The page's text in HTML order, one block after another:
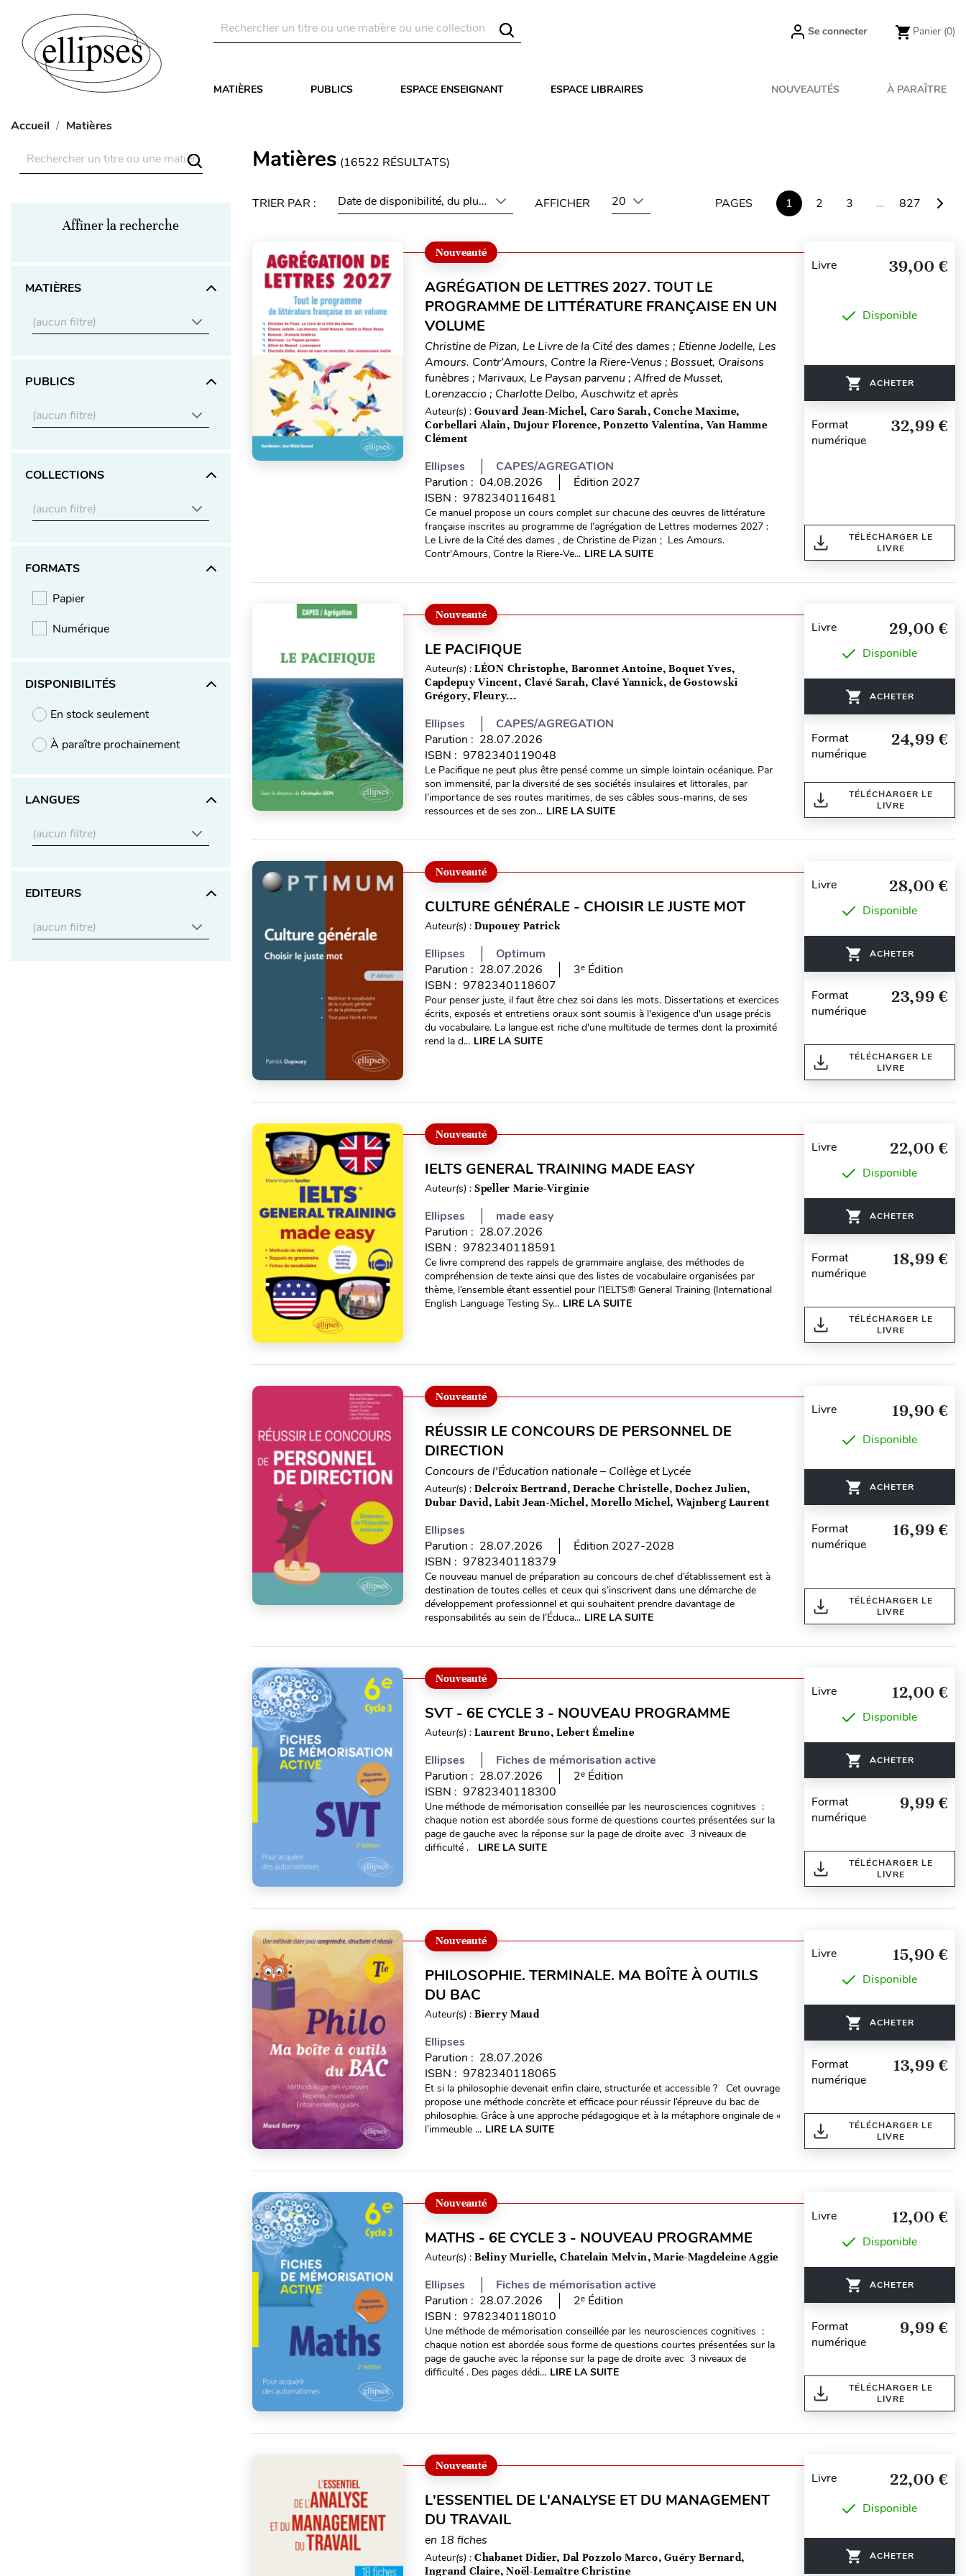
Se connecter Panier (0)
MATIÈRES PUBLICS ESPACE ENSEIGNANT ESPACE LIBRAIRES NOUVEAUTÉS À PARAÎTRE
Accueil Matières
Affiner la recherche
MATIÈRES
(aucun filtre)
PUBLICS
(aucun filtre)
COLLECTIONS
(aucun filtre)
FORMATS
Papier
Numérique
DISPONIBILITÉS
En stock seulement
À paraître prochainement
LANGUES
(aucun filtre)
EDITEURS
(aucun filtre)
Matières (16522 RÉSULTATS)
TRIER PAR : Date de disponibilité, du plus récent au plus ancien
AFFICHER 20 PAGES 1 2 3 … 827
Nouveauté
AGRÉGATION DE LETTRES 2027. TOUT LE
PROGRAMME DE LITTÉRATURE FRANÇAISE EN UN
VOLUME
Christine de Pizan, Le Livre de la Cité des dames ; Etienne Jodelle, Les
Amours. Contr’Amours, Contre la Riere-Venus ; Bossuet, Oraisons
funèbres ; Marivaux, Le Paysan parvenu ; Alfred de Musset,
Lorenzaccio ; Charlotte Delbo, Auschwitz et après
Auteur(s) : Gouvard Jean-Michel, Caro Sarah, Conche Maxime,
Corbellari Alain, Dujour Florence, Ponzetto Valentina, Van Hamme
Clément
Ellipses
CAPES/AGREGATION
Parution : 04.08.2026
Édition 2027
ISBN : 9782340116481
Ce manuel propose un cours complet sur chacune des œuvres de littérature
française inscrites au programme de l’agrégation de Lettres modernes 2027 :
Le Livre de la Cité des dames , de Christine de Pizan ; Les Amours.
Contr'Amours, Contre la Riere-Ve... LIRE LA SUITE
Livre 39,00 €
Disponible
ACHETER
Format
numérique
32,99 €
TÉLÉCHARGER LE
LIVRE
Nouveauté
LE PACIFIQUE
Auteur(s) : LÉON Christophe, Baronnet Antoine, Boquet Yves,
Capdepuy Vincent, Clavé Sarah, Clavé Yannick, de Gostowski
Grégory, Fleury...
Ellipses
CAPES/AGREGATION
Parution : 28.07.2026
ISBN : 9782340119048
Le Pacifique ne peut plus être pensé comme un simple lointain océanique. Par
son immensité, par la diversité de ses sociétés insulaires et littorales, par
l’importance de ses routes maritimes, de ses câbles sous-marins, de ses
ressources et de ses zon... LIRE LA SUITE
Livre 29,00 €
Disponible
ACHETER
Format
numérique
24,99 €
TÉLÉCHARGER LE
LIVRE
Nouveauté
CULTURE GÉNÉRALE - CHOISIR LE JUSTE MOT
Auteur(s) : Dupouey Patrick
Ellipses
Optimum
Parution : 28.07.2026
3ᵉ Édition
ISBN : 9782340118607
Pour penser juste, il faut être chez soi dans les mots. Dissertations et exercices
écrits, exposés et entretiens oraux sont soumis à l'exigence d'un usage précis
du vocabulaire. La langue est riche d'une multitude de termes dont la proximité
rend la d... LIRE LA SUITE
Livre 28,00 €
Disponible
ACHETER
Format
numérique
23,99 €
TÉLÉCHARGER LE
LIVRE
Nouveauté
IELTS GENERAL TRAINING MADE EASY
Auteur(s) : Speller Marie-Virginie
Ellipses
made easy
Parution : 28.07.2026
ISBN : 9782340118591
Ce livre comprend des rappels de grammaire anglaise, des méthodes de
compréhension de texte ainsi que des listes de vocabulaire organisées par
thème, l’ensemble étant essentiel pour l’IELTS® General Training (International
English Language Testing Sy... LIRE LA SUITE
Livre 22,00 €
Disponible
ACHETER
Format
numérique
18,99 €
TÉLÉCHARGER LE
LIVRE
Nouveauté
RÉUSSIR LE CONCOURS DE PERSONNEL DE
DIRECTION
Concours de l'Éducation nationale – Collège et Lycée
Auteur(s) : Delcroix Bertrand, Derache Christelle, Dochez Julien,
Dubar David, Labit Jean-Michel, Morello Michel, Wajnberg Laurent
Ellipses
Parution : 28.07.2026
Édition 2027-2028
ISBN : 9782340118379
Ce nouveau manuel de préparation au concours de chef d’établissement est à
destination de toutes celles et ceux qui s’inscrivent dans une démarche de
développement professionnel et qui souhaitent prendre davantage de
responsabilités au sein de l’Éduca... LIRE LA SUITE
Livre 19,90 €
Disponible
ACHETER
Format
numérique
16,99 €
TÉLÉCHARGER LE
LIVRE
Nouveauté
SVT - 6E CYCLE 3 - NOUVEAU PROGRAMME
Auteur(s) : Laurent Bruno, Lebert Émeline
Ellipses
Fiches de mémorisation active
Parution : 28.07.2026
2ᵉ Édition
ISBN : 9782340118300
Une méthode de mémorisation conseillée par les neurosciences cognitives :
chaque notion est abordée sous forme de questions courtes présentées sur la
page de gauche avec la réponse sur la page de droite avec 3 niveaux de
difficulté .
LIRE LA SUITE
Livre 12,00 €
Disponible
ACHETER
Format
numérique
9,99 €
TÉLÉCHARGER LE
LIVRE
Nouveauté
PHILOSOPHIE. TERMINALE. MA BOÎTE À OUTILS
DU BAC
Auteur(s) : Bierry Maud
Ellipses
Parution : 28.07.2026
ISBN : 9782340118065
Et si la philosophie devenait enfin claire, structurée et accessible ? Cet ouvrage
propose une méthode concrète et efficace pour réussir l’épreuve du bac de
philosophie. Grâce à une approche pédagogique et à la métaphore originale de «
l’immeuble ... LIRE LA SUITE
Livre 15,90 €
Disponible
ACHETER
Format
numérique
13,99 €
TÉLÉCHARGER LE
LIVRE
Nouveauté
MATHS - 6E CYCLE 3 - NOUVEAU PROGRAMME
Auteur(s) : Beliny Murielle, Chatelain Melvin, Marie-Magdeleine Aggie
Ellipses
Fiches de mémorisation active
Parution : 28.07.2026
2ᵉ Édition
ISBN : 9782340118010
Une méthode de mémorisation conseillée par les neurosciences cognitives :
chaque notion est abordée sous forme de questions courtes présentées sur la
page de gauche avec la réponse sur la page de droite avec 3 niveaux de
difficulté . Des pages dédi... LIRE LA SUITE
Livre 12,00 €
Disponible
ACHETER
Format
numérique
9,99 €
TÉLÉCHARGER LE
LIVRE
Nouveauté
L'ESSENTIEL DE L'ANALYSE ET DU MANAGEMENT
DU TRAVAIL
en 18 fiches
Auteur(s) : Chabanet Didier, Dal Pozzolo Marco, Guéry Bernard,
Ingrand Claire, Noël-Lemaître Christine
Livre 22,00 €
Disponible
ACHETER